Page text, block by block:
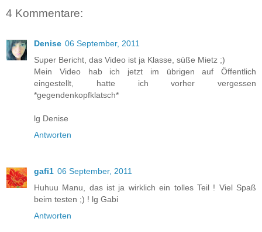
4 Kommentare:
Denise 06 September, 2011
Super Bericht, das Video ist ja Klasse, süße Mietz ;)
Mein Video hab ich jetzt im übrigen auf Öffentlich
eingestellt, hatte ich vorher vergessen
*gegendenkopfklatsch*
lg Denise
Antworten
gafi1 06 September, 2011
Huhuu Manu, das ist ja wirklich ein tolles Teil ! Viel Spaß
beim testen ;) ! lg Gabi
Antworten